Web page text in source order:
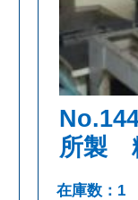
所製
在庫数：1